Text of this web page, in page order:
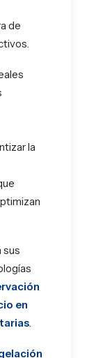
de
la
sus
en
.